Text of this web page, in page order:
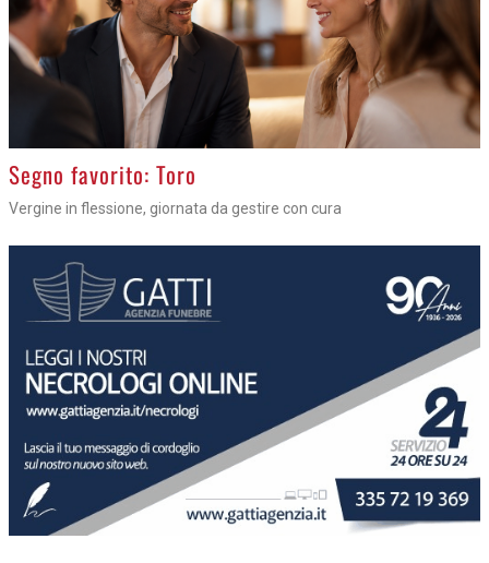
>
Segno favorito: Toro
Vergine in flessione, giornata da gestire con cura